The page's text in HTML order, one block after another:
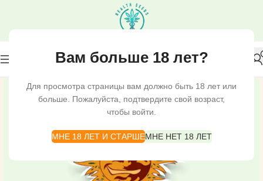
Вам больше 18 лет?
Для просмотра страницы вам должно быть 18 лет или
больше. Пожалуйста, подтвердите свой возраст,
чтобы войти.
МНЕ 18 ЛЕТ И СТАРШЕМНЕ НЕТ 18 ЛЕТ